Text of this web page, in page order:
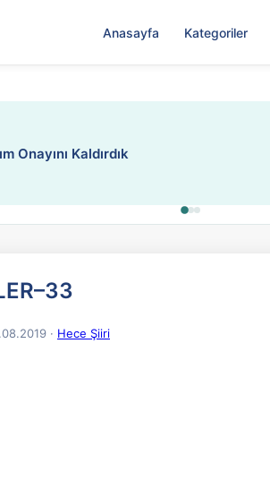
Anasayfa Kategoriler
kısıtlama ve kredi sistemi getirildi
· Hece Şiiri